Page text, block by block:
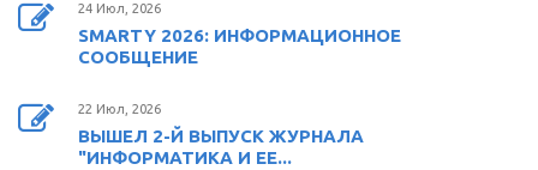
24 Июл, 2026
SMARTY 2026: ИНФОРМАЦИОННОЕ
СООБЩЕНИЕ
22 Июл, 2026
ВЫШЕЛ 2-Й ВЫПУСК ЖУРНАЛА
"ИНФОРМАТИКА И ЕЕ...